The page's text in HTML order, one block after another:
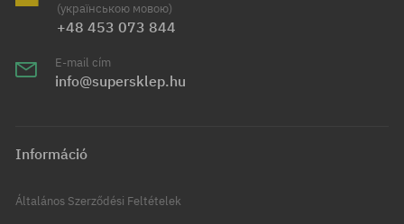
(українською мовою)
+48 453 073 844
E-mail cím
info@supersklep.hu
Információ
Általános Szerződési Feltételek